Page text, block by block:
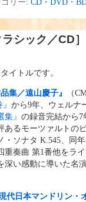
シック／CD］
イトルです。
集／遠山慶子』
（
から9年、ウェルナ
』 の録音完結から7
あるモーツァルトの
・ソナタ K.545、同年
奏曲 第1番他をラ
い感動に導いた名
現代日本マンドリン